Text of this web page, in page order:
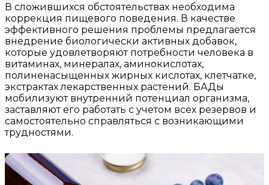
В сложившихся обстоятельствах необходима
коррекция пищевого поведения. В качестве
эффективного решения проблемы предлагается
внедрение биологически активных добавок,
которые удовлетворяют потребности человека в
витаминах, минералах, аминокислотах,
полиненасыщенных жирных кислотах, клетчатке,
экстрактах лекарственных растений. БАДы
мобилизуют внутренний потенциал организма,
заставляют его работать с учетом всех резервов и
самостоятельно справляться с возникающими
трудностями.